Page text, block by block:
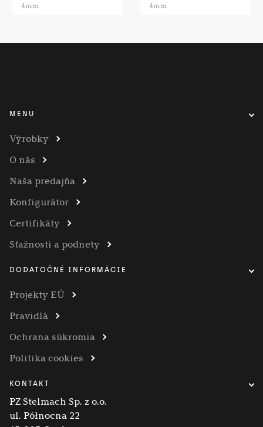
4mm 4mm
MENU
Výrobky
O nás
Naša predajňa
Konfigurátor
Certifikáty
Sťažnosti a podnety
DODATOČNÉ INFORMÁCIE
Projekty EÚ
Pravidlá
Ochrana súkromia
Politika cookies
KONTAKT
PZ Stelmach Sp. z o.o.
ul. Północna 22